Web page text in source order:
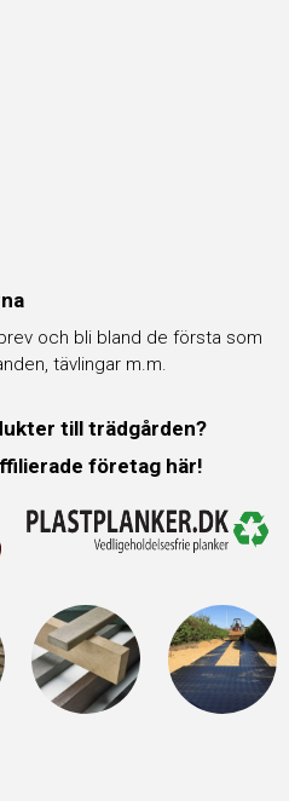
och bli bland de första som
tävlingar m.m.
till trädgården?
företag här!